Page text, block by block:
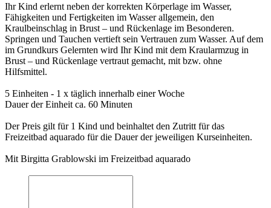
Ihr Kind erlernt neben der korrekten Körperlage im Wasser,
Fähigkeiten und Fertigkeiten im Wasser allgemein, den
Kraulbeinschlag in Brust – und Rückenlage im Besonderen.
Springen und Tauchen vertieft sein Vertrauen zum Wasser. Auf dem
im Grundkurs Gelernten wird Ihr Kind mit dem Kraularmzug in
Brust – und Rückenlage vertraut gemacht, mit bzw. ohne
Hilfsmittel.
5 Einheiten - 1 x täglich innerhalb einer Woche
Dauer der Einheit ca. 60 Minuten
Der Preis gilt für 1 Kind und beinhaltet den Zutritt für das
Freizeitbad aquarado für die Dauer der jeweiligen Kurseinheiten.
Mit Birgitta Grablowski im Freizeitbad aquarado